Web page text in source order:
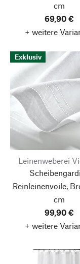
cm
69,90 €
+ weitere
Exklusiv
Leinenweberei
Reinleinenvoile,
cm
99,90 €
+ weitere